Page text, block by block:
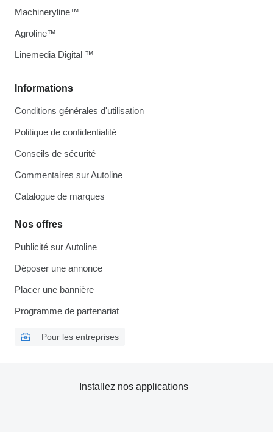
Informations
Conditions générales d'utilisation
Politique de confidentialité
Conseils de sécurité
Commentaires sur Autoline
Catalogue de marques
Nos offres
Publicité sur Autoline
Déposer une annonce
Placer une bannière
Programme de partenariat
Pour les entreprises
Machineryline™
Agroline™
Linemedia Digital ™
Installez nos applications